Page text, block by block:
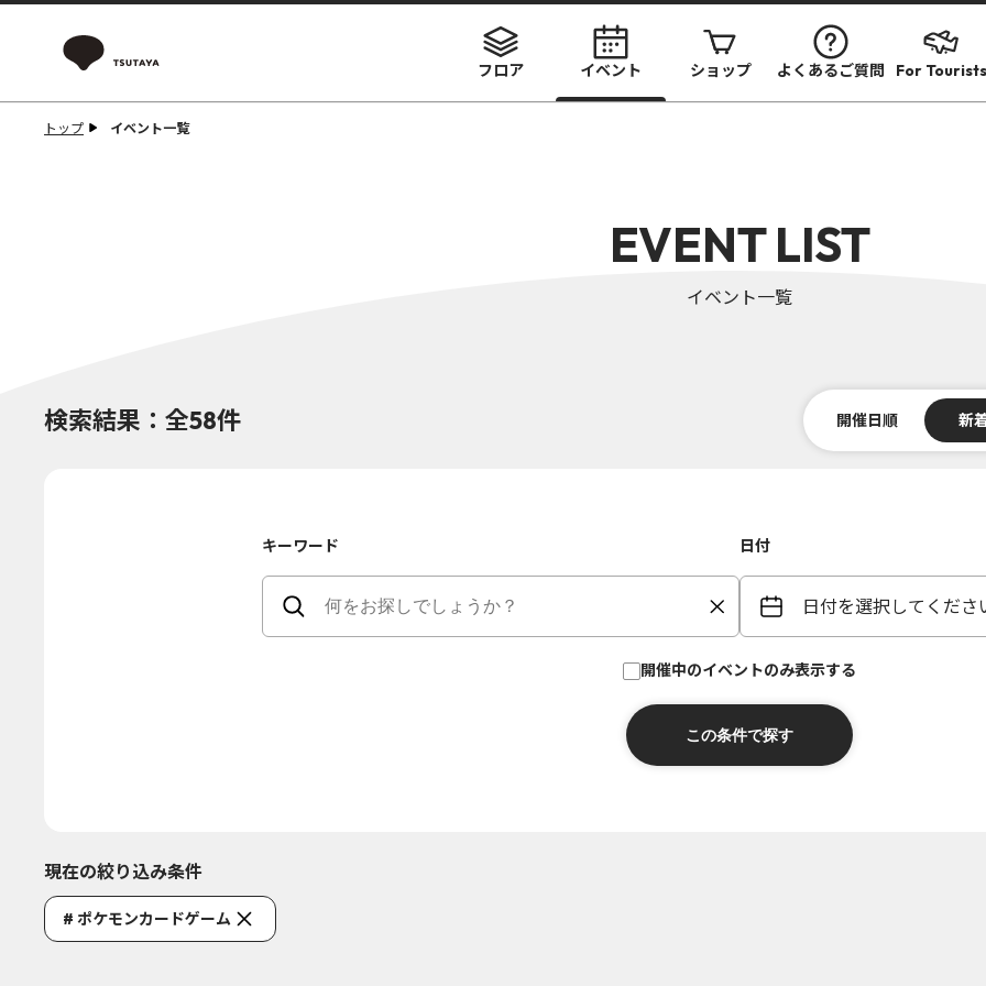
フロア イベント ショップ よくあるご質問 For Tourists
トップ イベント一覧
EVENT LIST
イベント一覧
検索結果：全58件 開催日順 新
キーワード 日付
日付を選択してくださ
開催中のイベントのみ表示する
現在の絞り込み条件
# ポケモンカードゲーム